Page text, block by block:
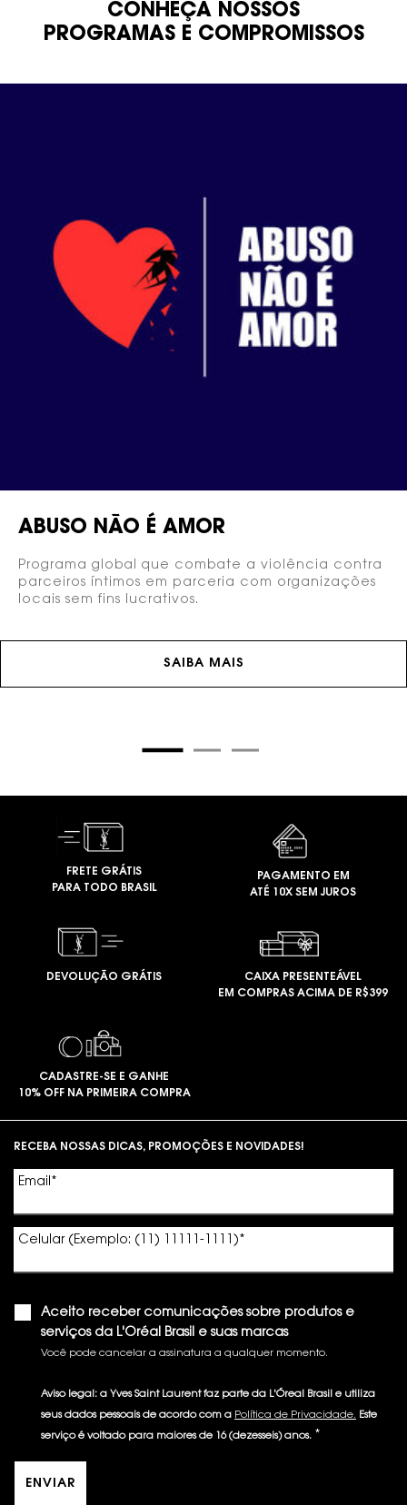
CONHEÇA NOSSOS
PROGRAMAS E COMPROMISSOS
ABUSO NÃO É AMOR
Programa global que combate a violência contra
parceiros íntimos em parceria com organizações
locais sem fins lucrativos.
SAIBA MAIS
FRETE GRÁTIS
PARA TODO BRASIL
PAGAMENTO EM
ATÉ 10X SEM JUROS
DEVOLUÇÃO GRÁTIS
CAIXA PRESENTEÁVEL
EM COMPRAS ACIMA DE R$399
CADASTRE-SE E GANHE
10% OFF NA PRIMEIRA COMPRA
RECEBA NOSSAS DICAS, PROMOÇÕES E NOVIDADES!
Email *
Celular (Exemplo: (11) 11111-1111) *
Aceito receber comunicações sobre produtos e
serviços da L'Oréal Brasil e suas marcas
Você pode cancelar a assinatura a qualquer momento.​
Aviso legal: a Yves Saint Laurent faz parte da L'Óreal Brasil e utiliza
seus dados pessoais de acordo com a Política de Privacidade. Este
serviço é voltado para maiores de 16 (dezesseis) anos. *
ENVIAR